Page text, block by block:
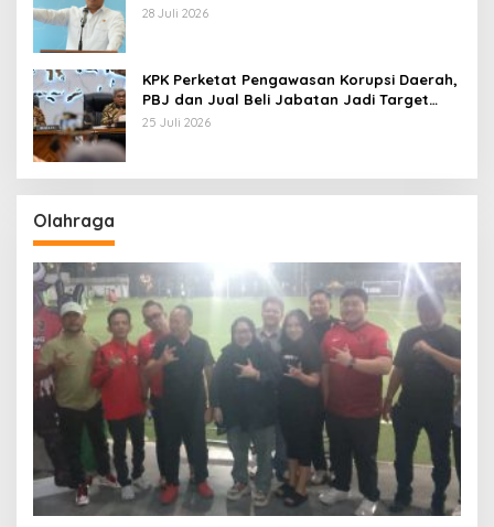
28 Juli 2026
KPK Perketat Pengawasan Korupsi Daerah,
PBJ dan Jual Beli Jabatan Jadi Target
Utama
25 Juli 2026
Olahraga